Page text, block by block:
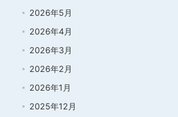
2026年5月
2026年4月
2026年3月
2026年2月
2026年1月
2025年12月